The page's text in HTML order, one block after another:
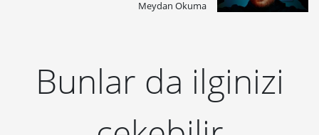
Meydan Okuma
Bunlar da ilginizi